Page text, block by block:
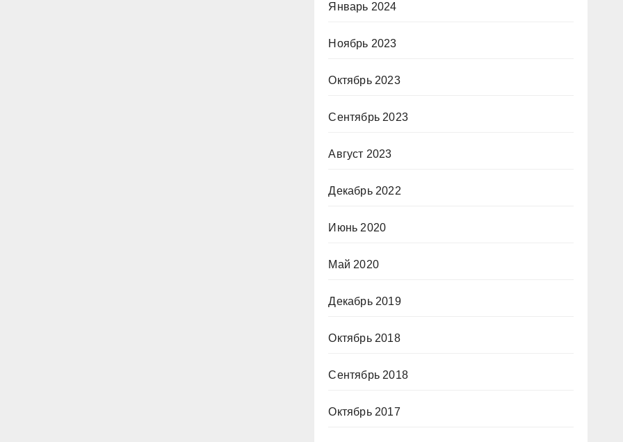
Январь 2024
Ноябрь 2023
Октябрь 2023
Сентябрь 2023
Август 2023
Декабрь 2022
Июнь 2020
Май 2020
Декабрь 2019
Октябрь 2018
Сентябрь 2018
Октябрь 2017